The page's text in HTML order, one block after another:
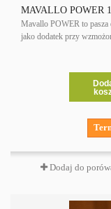
MAVALLO POWER
Mavallo POWER to pasza
jako dodatek przy
Dodaj do